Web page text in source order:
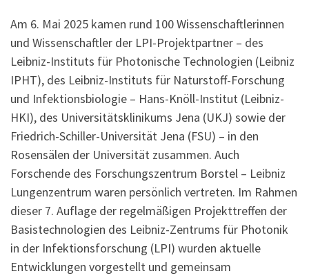
Am 6. Mai 2025 kamen rund 100 Wissenschaftlerinnen
und Wissenschaftler der LPI-Projektpartner – des
Leibniz-Instituts für Photonische Technologien (Leibniz
IPHT), des Leibniz-Instituts für Naturstoff-Forschung
und Infektionsbiologie – Hans-Knöll-Institut (Leibniz-
HKI), des Universitätsklinikums Jena (UKJ) sowie der
Friedrich-Schiller-Universität Jena (FSU) – in den
Rosensälen der Universität zusammen. Auch
Forschende des Forschungszentrum Borstel – Leibniz
Lungenzentrum waren persönlich vertreten. Im Rahmen
dieser 7. Auflage der regelmäßigen Projekttreffen der
Basistechnologien des Leibniz-Zentrums für Photonik
in der Infektionsforschung (LPI) wurden aktuelle
Entwicklungen vorgestellt und gemeinsam